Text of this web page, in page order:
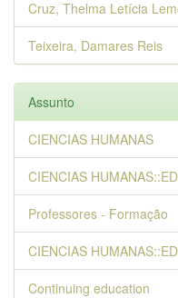
Cruz, Thelma Letícia
Teixeira, Damares Reis
Assunto
CIENCIAS HUMANAS
CIENCIAS
Professores - Formação
CIENCIAS
Continuing education